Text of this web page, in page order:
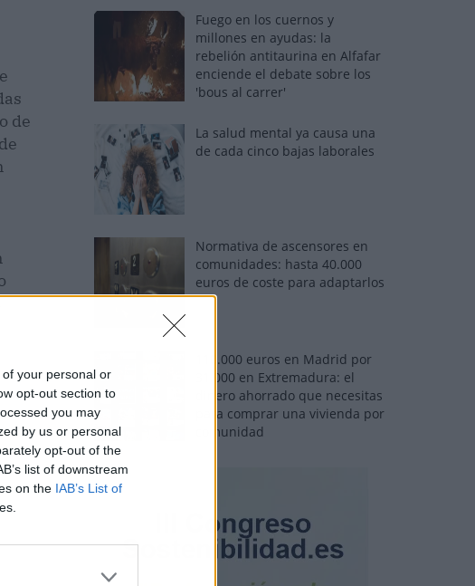
your personal or
opt-out section to
you may
by us or personal
opt-out of the
list of downstream
on the IAB’s List of
de
Fuego en los cuernos y
millones en ayudas: la
rebelión antitaurina en Alfafar
enciende el debate sobre los
'bous al carrer'
La salud mental ya causa una
de cada cinco bajas laborales
Normativa de ascensores en
comunidades: hasta 40.000
euros de coste para adaptarlos
110.000 euros en Madrid por
31.000 en Extremadura: el
dinero ahorrado que necesitas
para comprar una vivienda por
comunidad